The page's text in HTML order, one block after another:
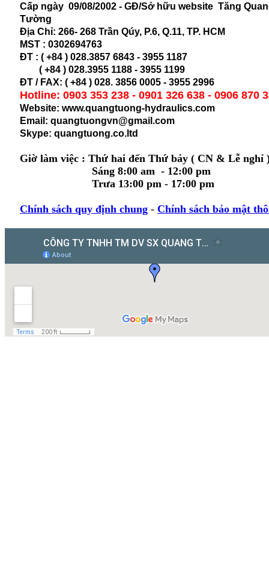
Cấp ngày 09/08/2002 - GĐ/Sở hữu website Tăng
Tường
Địa Chỉ: 266- 268 Trần Qúy, P.6, Q.11, TP. HCM
MST : 0302694763
ĐT : ( +84 ) 028.3857 6843 - 3955 1187
( +84 ) 028.3955 1188 - 3955 1199
ĐT / FAX: ( +84 ) 028. 3856 0005 - 3955 2996
Hotline: 0903 353 238 - 0901 326 638 - 0906 870
Website: www.quangtuong-hydraulics.com
Email: quangtuongvn@gmail.com
Skype: quangtuong.co.ltd
Giờ làm việc : Thứ hai đến Thứ bảy ( CN & Lễ nghỉ
Sáng 8:00 am - 12:00 pm
Trưa 13:00 pm - 17:00 pm
Chính sách quy định chung - Chính sách bảo mật